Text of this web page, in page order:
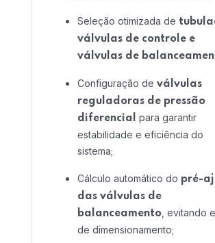
Seleção otimizada de
válvulas de controle e
válvulas de
Configuração de válvulas
reguladoras de pressão
diferencial
para garantir
estabilidade e eficiência do
sistema;
Cálculo automático do pré-
das válvulas de
balanceamento , evitando
de dimensionamento;